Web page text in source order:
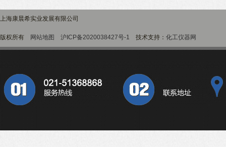
上海康晨希实业发展有限公司
版权所有 网站地图 沪ICP备2020038427号-1 技术支持： 化工仪器网